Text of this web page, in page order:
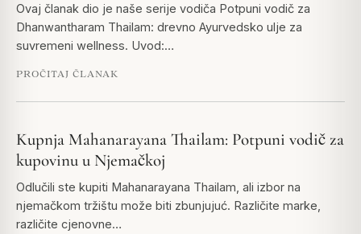
Ovaj članak dio je naše serije vodiča Potpuni vodič za
Dhanwantharam Thailam: drevno Ayurvedsko ulje za
suvremeni wellness. Uvod:…
PROČITAJ ČLANAK
Kupnja Mahanarayana Thailam: Potpuni vodič za
kupovinu u Njemačkoj
Odlučili ste kupiti Mahanarayana Thailam, ali izbor na
njemačkom tržištu može biti zbunjujuć. Različite marke,
različite cjenovne…